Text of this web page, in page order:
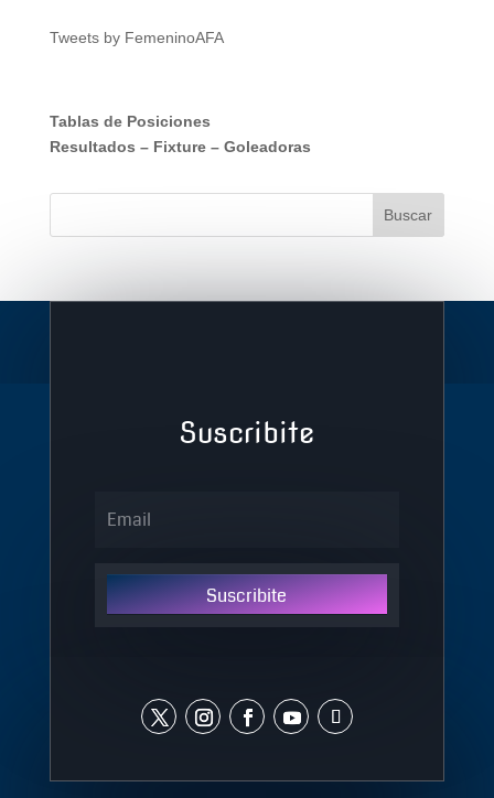
Tweets by FemeninoAFA
Tablas de Posiciones
Resultados – Fixture– Goleadoras
Suscribite
Suscribite